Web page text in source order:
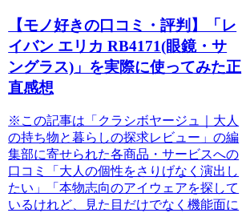
【モノ好きの口コミ・評判】「レ
イバン エリカ RB4171(眼鏡・サ
ングラス)」を実際に使ってみた正
直感想
※この記事は「クラシボヤージュ｜大人
の持ち物と暮らしの探求レビュー」の編
集部に寄せられた各商品・サービスへの
口コミ「大人の個性をさりげなく演出し
たい」「本物志向のアイウェアを探して
いるけれど、見た目だけでなく機能面に